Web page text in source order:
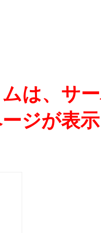
は、サ
ジが表